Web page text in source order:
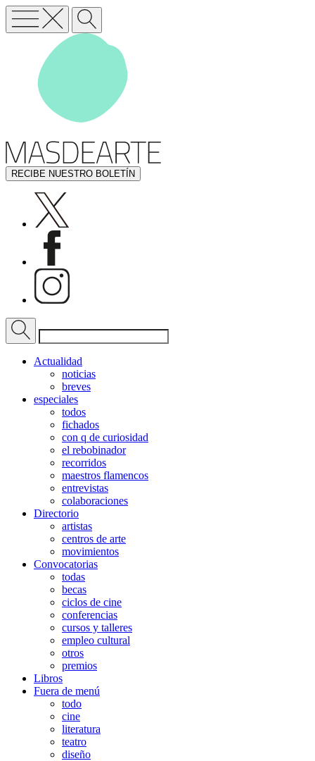
RECIBE NUESTRO BOLETÍN
Actualidad
noticias
breves
especiales
todos
fichados
con q de curiosidad
el rebobinador
recorridos
maestros flamencos
entrevistas
colaboraciones
Directorio
artistas
centros de arte
movimientos
Convocatorias
todas
becas
ciclos de cine
conferencias
cursos y talleres
empleo cultural
otros
premios
Libros
Fuera de menú
todo
cine
literatura
teatro
diseño